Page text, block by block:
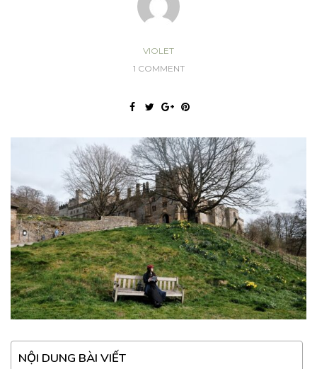
VIOLET
1 COMMENT
NỘI DUNG BÀI VIẾT